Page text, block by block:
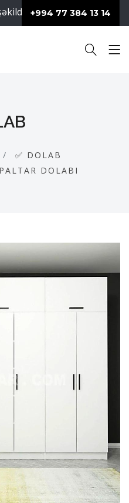
saxlanılması üçün
+994 77 384 13 14
✅ DOLAB
DOLABI